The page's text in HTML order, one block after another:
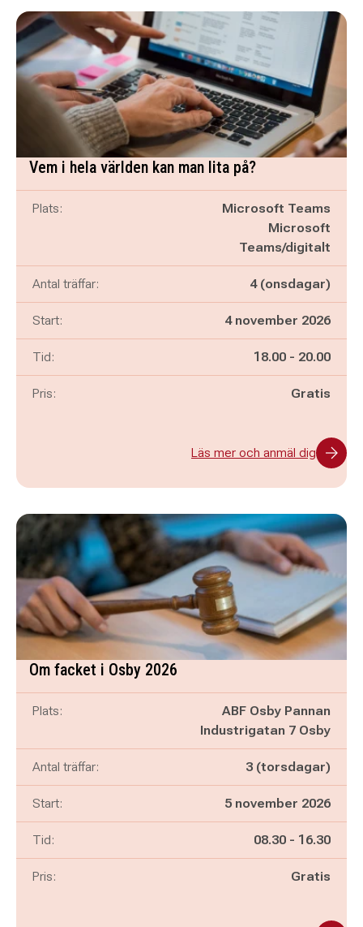
Vem i hela världen kan man lita på?
Plats:
Microsoft Teams
Microsoft
Teams/digitalt
Antal träffar: 4 (onsdagar)
Start: 4 november 2026
Tid: Pågår mellan
18.00 - och
20.00
Pris: Gratis
Läs mer och anmäl dig
Om facket i Osby 2026
Plats:
ABF Osby Pannan
Industrigatan 7 Osby
Antal träffar: 3 (torsdagar)
Start: 5 november 2026
Tid: Pågår mellan
08.30 - och
16.30
Pris: Gratis